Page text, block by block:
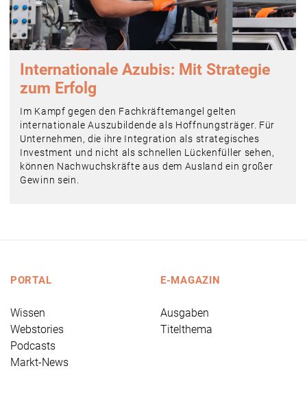
Internationale Azubis: Mit Strategie
zum Erfolg
Im Kampf gegen den Fachkräftemangel gelten
internationale Auszubildende als Hoffnungsträger. Für
Unternehmen, die ihre Integration als strategisches
Investment und nicht als schnellen Lückenfüller sehen,
können Nachwuchskräfte aus dem Ausland ein großer
Gewinn sein.
PORTAL
Wissen
Webstories
Podcasts
Markt-News
E-MAGAZIN
Ausgaben
Titelthema